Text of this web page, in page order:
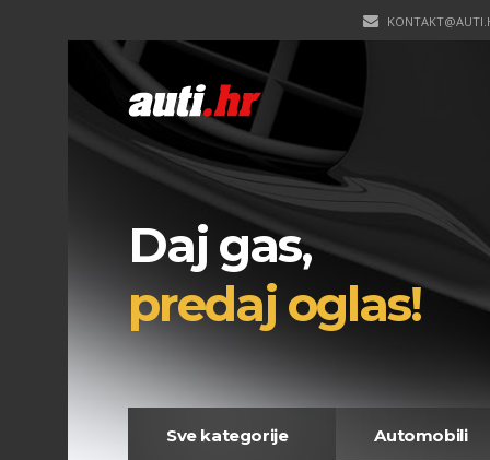
Daj gas,
predaj oglas!
Sve kategorije Automobili